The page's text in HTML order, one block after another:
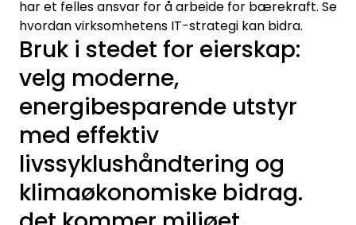
har et felles ansvar for å arbeide for bærekraft. Se
hvordan virksomhetens IT-strategi kan bidra.
Bruk i stedet for eierskap:
velg moderne,
energibesparende utstyr
med effektiv
livssyklushåndtering og
klimaøkonomiske bidrag.